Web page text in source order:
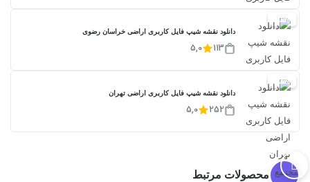
20%
دانلود نقشه شیپ فایل کاربری اراضی خراسان رضوی
113
5,0
20%
دانلود نقشه شیپ فایل کاربری اراضی تهران
252
5,0
محصولات مرتبط